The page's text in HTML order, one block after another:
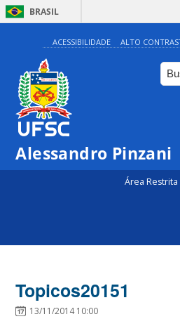
BRASIL
ACESSIBILIDADE ALTO
Alessandro Pinzani
Área Restrita
Topicos20151
13/11/2014 10:00